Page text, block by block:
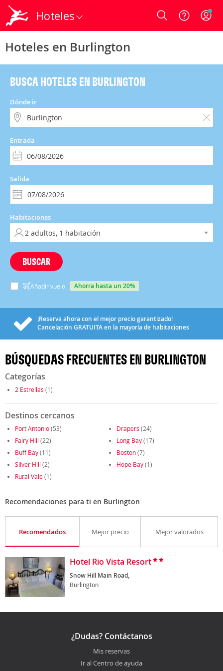
Hoteles Login
Hoteles en Burlington
BUSCA HOTELES EN BURLINGTON
Dónde ir
Entrada
Salida
Habitaciones
BUSCAR
Añadir vuelo ahorra hasta un 20%
¡Reserva ahora con el mejor precio garantizado!
Cancelación GRATUITAen la mayoría de habitaciones
BÚSQUEDAS FRECUENTES EN BURLINGTON
Categorías
2 Estrellas (1)
Destinos cercanos
Port Antonio(53) Drapers (24)
Fairy Hill (22) Long Bay(17)
Buff Bay(11) Boston(7)
Silver Hill (2) Hope Bay(1)
Rural Vale(1)
Recomendaciones para ti en Burlington
Recomendados Mejor precio Mejor valorados
Hotel Rio Vista Resort
Snow Hill Main Road,
Burlington
¿Dudas? Contáctanos
Mis reservas
Ir al Centro de ayuda